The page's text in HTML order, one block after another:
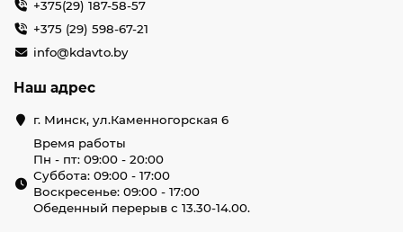
быстрого поиска.
Проконсультируйтесь со специалистом
Наши менеджеры всегда готовы ответить
Оформите заказ
корзину и следуйте инструкциям для
завершения покупки.
Мы обеспечиваем быструю доставку по всей
Беларуси, включая Минск и другие города. Вы
можете выбрать удобный способ оплаты:
+375(29) 187-58-57
+375 (29) 598-67-21
info@kdavto.by
Наш адрес
г. Минск, ул.Каменногорская 6
Время работы
Пн - пт: 09:00 - 20:00
Суббота: 09:00 - 17:00
Воскресенье: 09:00 - 17:00
Обеденный перерыв с 13.30-14.00.